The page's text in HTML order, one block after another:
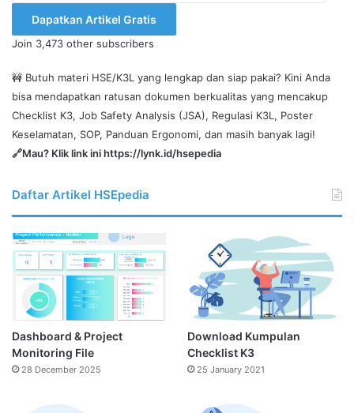
Anda
disini
Dapatkan Artikel Gratis
Join 3,473 other subscribers
🚧 Butuh materi HSE/K3L yang lengkap dan siap pakai? Kini Anda
bisa mendapatkan ratusan dokumen berkualitas yang mencakup
Checklist K3, Job Safety Analysis (JSA), Regulasi K3L, Poster
Keselamatan, SOP, Panduan Ergonomi, dan masih banyak lagi!
🔗Mau? Klik link inihttps://lynk.id/hsepedia
Daftar Artikel HSEpedia
Dashboard & Project
Monitoring File
28 December 2025
Download Kumpulan
Checklist K3
25 January 2021